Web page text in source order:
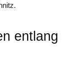
entlang